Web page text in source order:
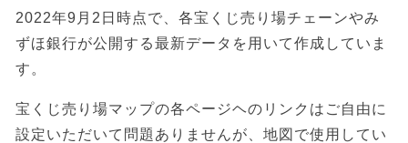
2022年9月2日時点で、各宝くじ売り場チェーンやみ
ずほ銀行が公開する最新データを用いて作成していま
す。
宝くじ売り場マップの各ページヘのリンクはご自由に
設定いただいて問題ありませんが、地図で使用してい